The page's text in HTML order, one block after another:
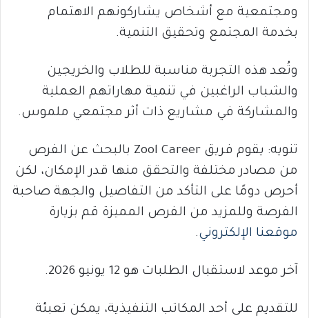
ومجتمعية مع أشخاص يشاركونهم الاهتمام
بخدمة المجتمع وتحقيق التنمية.
وتُعد هذه التجربة مناسبة للطلاب والخريجين
والشباب الراغبين في تنمية مهاراتهم العملية
والمشاركة في مشاريع ذات أثر مجتمعي ملموس.
تنويه: يقوم فريق Zool Career بالبحث عن الفرص
من مصادر مختلفة والتحقق منها قدر الإمكان، لكن
أحرص دومًا على التأكد من التفاصيل والجهة صاحبة
الفرصة وللمزيد من الفرص المميزة قم بزيارة
موقعنا الإلكتروني.
آخر موعد لاستقبال الطلبات هو 12 يونيو 2026.
للتقديم على أحد المكاتب التنفيذية، يمكن تعبئة